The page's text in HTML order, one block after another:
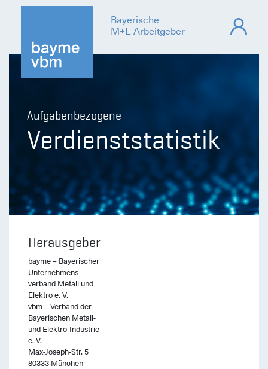
Bayerische
M+E Arbeitgeber
Aufgabenbezogene
Verdienststatistik
Herausgeber
bayme – Bayerischer
Unternehmens-
verband Metall und
Elektro e. V.
vbm – Verband der
Bayerischen Metall-
und Elektro-Industrie
e. V.
Max-Joseph-Str. 5
80333 München